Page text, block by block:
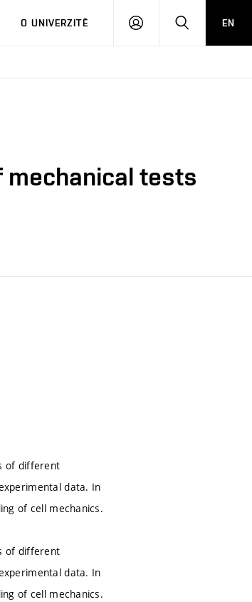
O UNIVERZITĚ
PŘIHLÁSIT HLEDATEN
mechanical tests
of different
data. In
of cell mechanics.
of different
data. In
of cell mechanics.